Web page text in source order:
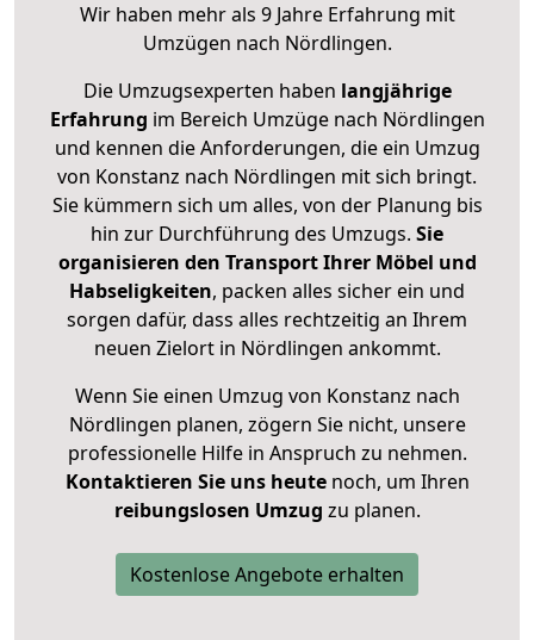
Wir haben mehr als 9 Jahre Erfahrung mit
Umzügen nach Nördlingen.
Die Umzugsexperten haben langjährige
Erfahrung im Bereich Umzüge nach Nördlingen
und kennen die Anforderungen, die ein Umzug
von Konstanz nach Nördlingen mit sich bringt.
Sie kümmern sich um alles, von der Planung bis
hin zur Durchführung des Umzugs. Sie
organisieren den Transport Ihrer Möbel und
Habseligkeiten, packen alles sicher ein und
sorgen dafür, dass alles rechtzeitig an Ihrem
neuen Zielort in Nördlingen ankommt.
Wenn Sie einen Umzug von Konstanz nach
Nördlingen planen, zögern Sie nicht, unsere
professionelle Hilfe in Anspruch zu nehmen.
Kontaktieren Sie uns heutenoch, um Ihren
reibungslosen Umzug zu planen.
Kostenlose Angebote erhalten